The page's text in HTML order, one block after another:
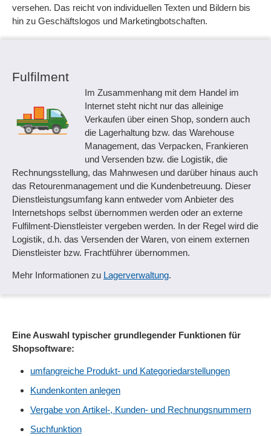
versehen. Das reicht von individuellen Texten und Bildern bis
hin zu Geschäftslogos und Marketingbotschaften.
Fulfilment
Im Zusammenhang mit dem Handel im
Internet steht nicht nur das alleinige
Verkaufen über einen Shop, sondern auch
die Lagerhaltung bzw. das Warehouse
Management, das Verpacken, Frankieren
und Versenden bzw. die Logistik, die
Rechnungsstellung, das Mahnwesen und darüber hinaus auch
das Retourenmanagement und die Kundenbetreuung. Dieser
Dienstleistungsumfang kann entweder vom Anbieter des
Internetshops selbst übernommen werden oder an externe
Fulfilment-Dienstleister vergeben werden. In der Regel wird die
Logistik, d.h. das Versenden der Waren, von einem externen
Dienstleister bzw. Frachtführer übernommen.
Mehr Informationen zu Lagerverwaltung.
Eine Auswahl typischer grundlegender Funktionen für
Shopsoftware:
umfangreiche Produkt- und Kategoriedarstellungen
Kundenkonten anlegen
Vergabe von Artikel-, Kunden- und Rechnungsnummern
Suchfunktion